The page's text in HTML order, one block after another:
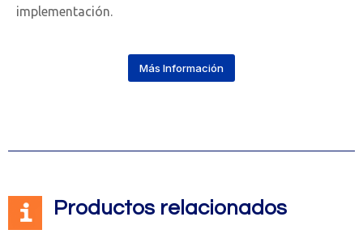
implementación.
Más Información
Productos relacionados